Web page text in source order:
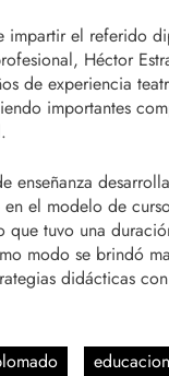
impartir el referido
Héctor
de experiencia
importantes
enseñanza
el modelo de
que tuvo una
modo se brindó
didácticas